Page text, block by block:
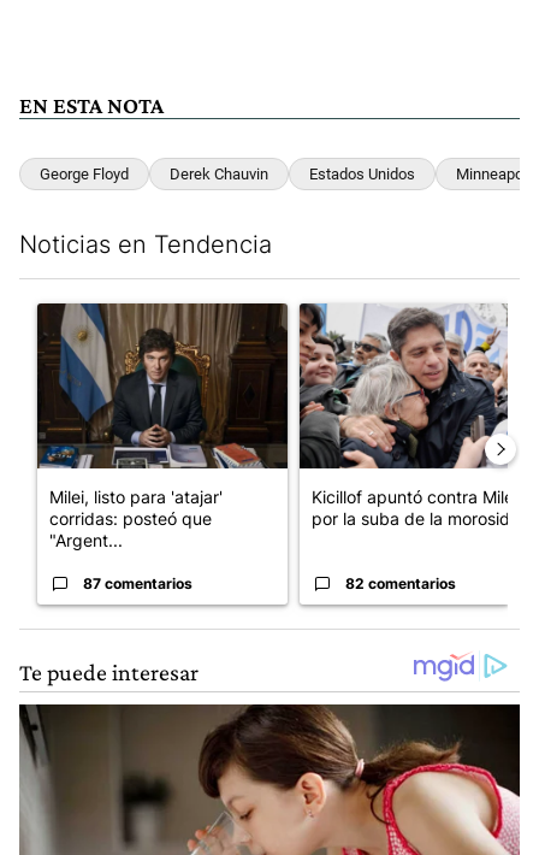
EN ESTA NOTA
George Floyd Derek Chauvin Estados Unidos Minneapolis
Noticias en Tendencia
Un artículo de tendencia con el título "Milei, listo para 'atajar'
Milei, listo para 'atajar'
corridas: posteó que
"Argent...
87 comentarios
Un artículo de tendencia con
Kicillof apuntó contra Milei
por la suba de la morosida...
82 comentarios